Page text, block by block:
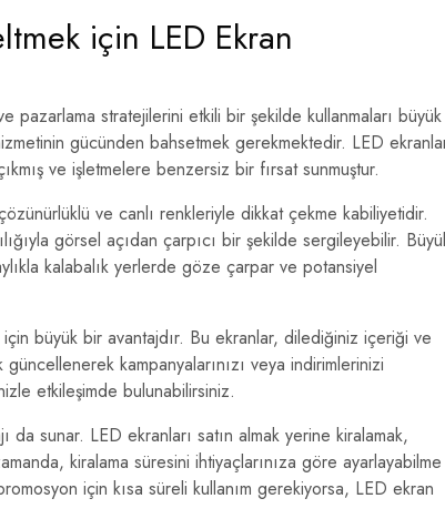
için LED Ekran
pazarlama stratejilerini etkili bir şekilde kullanmaları büyük
gücünden bahsetmek gerekmektedir. LED
ve işletmelere benzersiz bir fırsat sunmuştur.
ve canlı renkleriyle dikkat çekme kabiliyetidir.
görsel açıdan çarpıcı bir şekilde sergileyebilir.
kalabalık yerlerde göze çarpar ve potansiyel
büyük bir avantajdır. Bu ekranlar, dilediğiniz içeriği ve
kampanyalarınızı veya indirimlerinizi
etkileşimde bulunabilirsiniz.
da sunar. LED ekranları satın almak yerine kiralamak,
kiralama süresini ihtiyaçlarınıza göre ayarlayabilme
için kısa süreli kullanım gerekiyorsa, LED ekran